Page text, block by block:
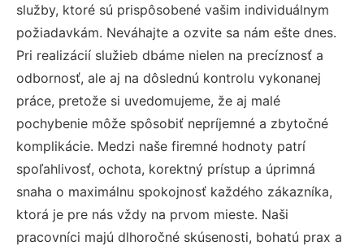
služby, ktoré sú prispôsobené vašim individuálnym
požiadavkám. Neváhajte a ozvite sa nám ešte dnes.
Pri realizácií služieb dbáme nielen na precíznosť a
odbornosť, ale aj na dôslednú kontrolu vykonanej
práce, pretože si uvedomujeme, že aj malé
pochybenie môže spôsobiť nepríjemné a zbytočné
komplikácie. Medzi naše firemné hodnoty patrí
spoľahlivosť, ochota, korektný prístup a úprimná
snaha o maximálnu spokojnosť každého zákazníka,
ktorá je pre nás vždy na prvom mieste. Naši
pracovníci majú dlhoročné skúsenosti, bohatú prax a